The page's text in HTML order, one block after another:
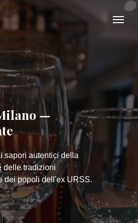
—
sapori autentici della
delle tradizioni
dei popoli dell'ex URSS.